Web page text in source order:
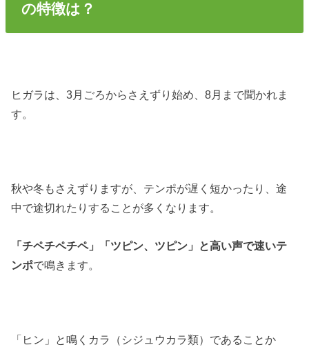
の特徴は？
ヒガラは、3月ごろからさえずり始め、8月まで聞かれま
す。
秋や冬もさえずりますが、テンポが遅く短かったり、途
中で途切れたりすることが多くなります。
「チペチペチペ」「ツピン、ツピン」と高い声で速いテ
ンポで鳴きます。
「ヒン」と鳴くカラ（シジュウカラ類）であることか